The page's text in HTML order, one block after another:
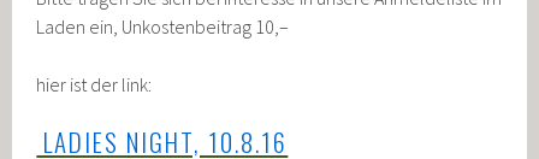
Laden ein, Unkostenbeitrag 10,–
hier ist der link:
LADIES NIGHT, 10.8.16